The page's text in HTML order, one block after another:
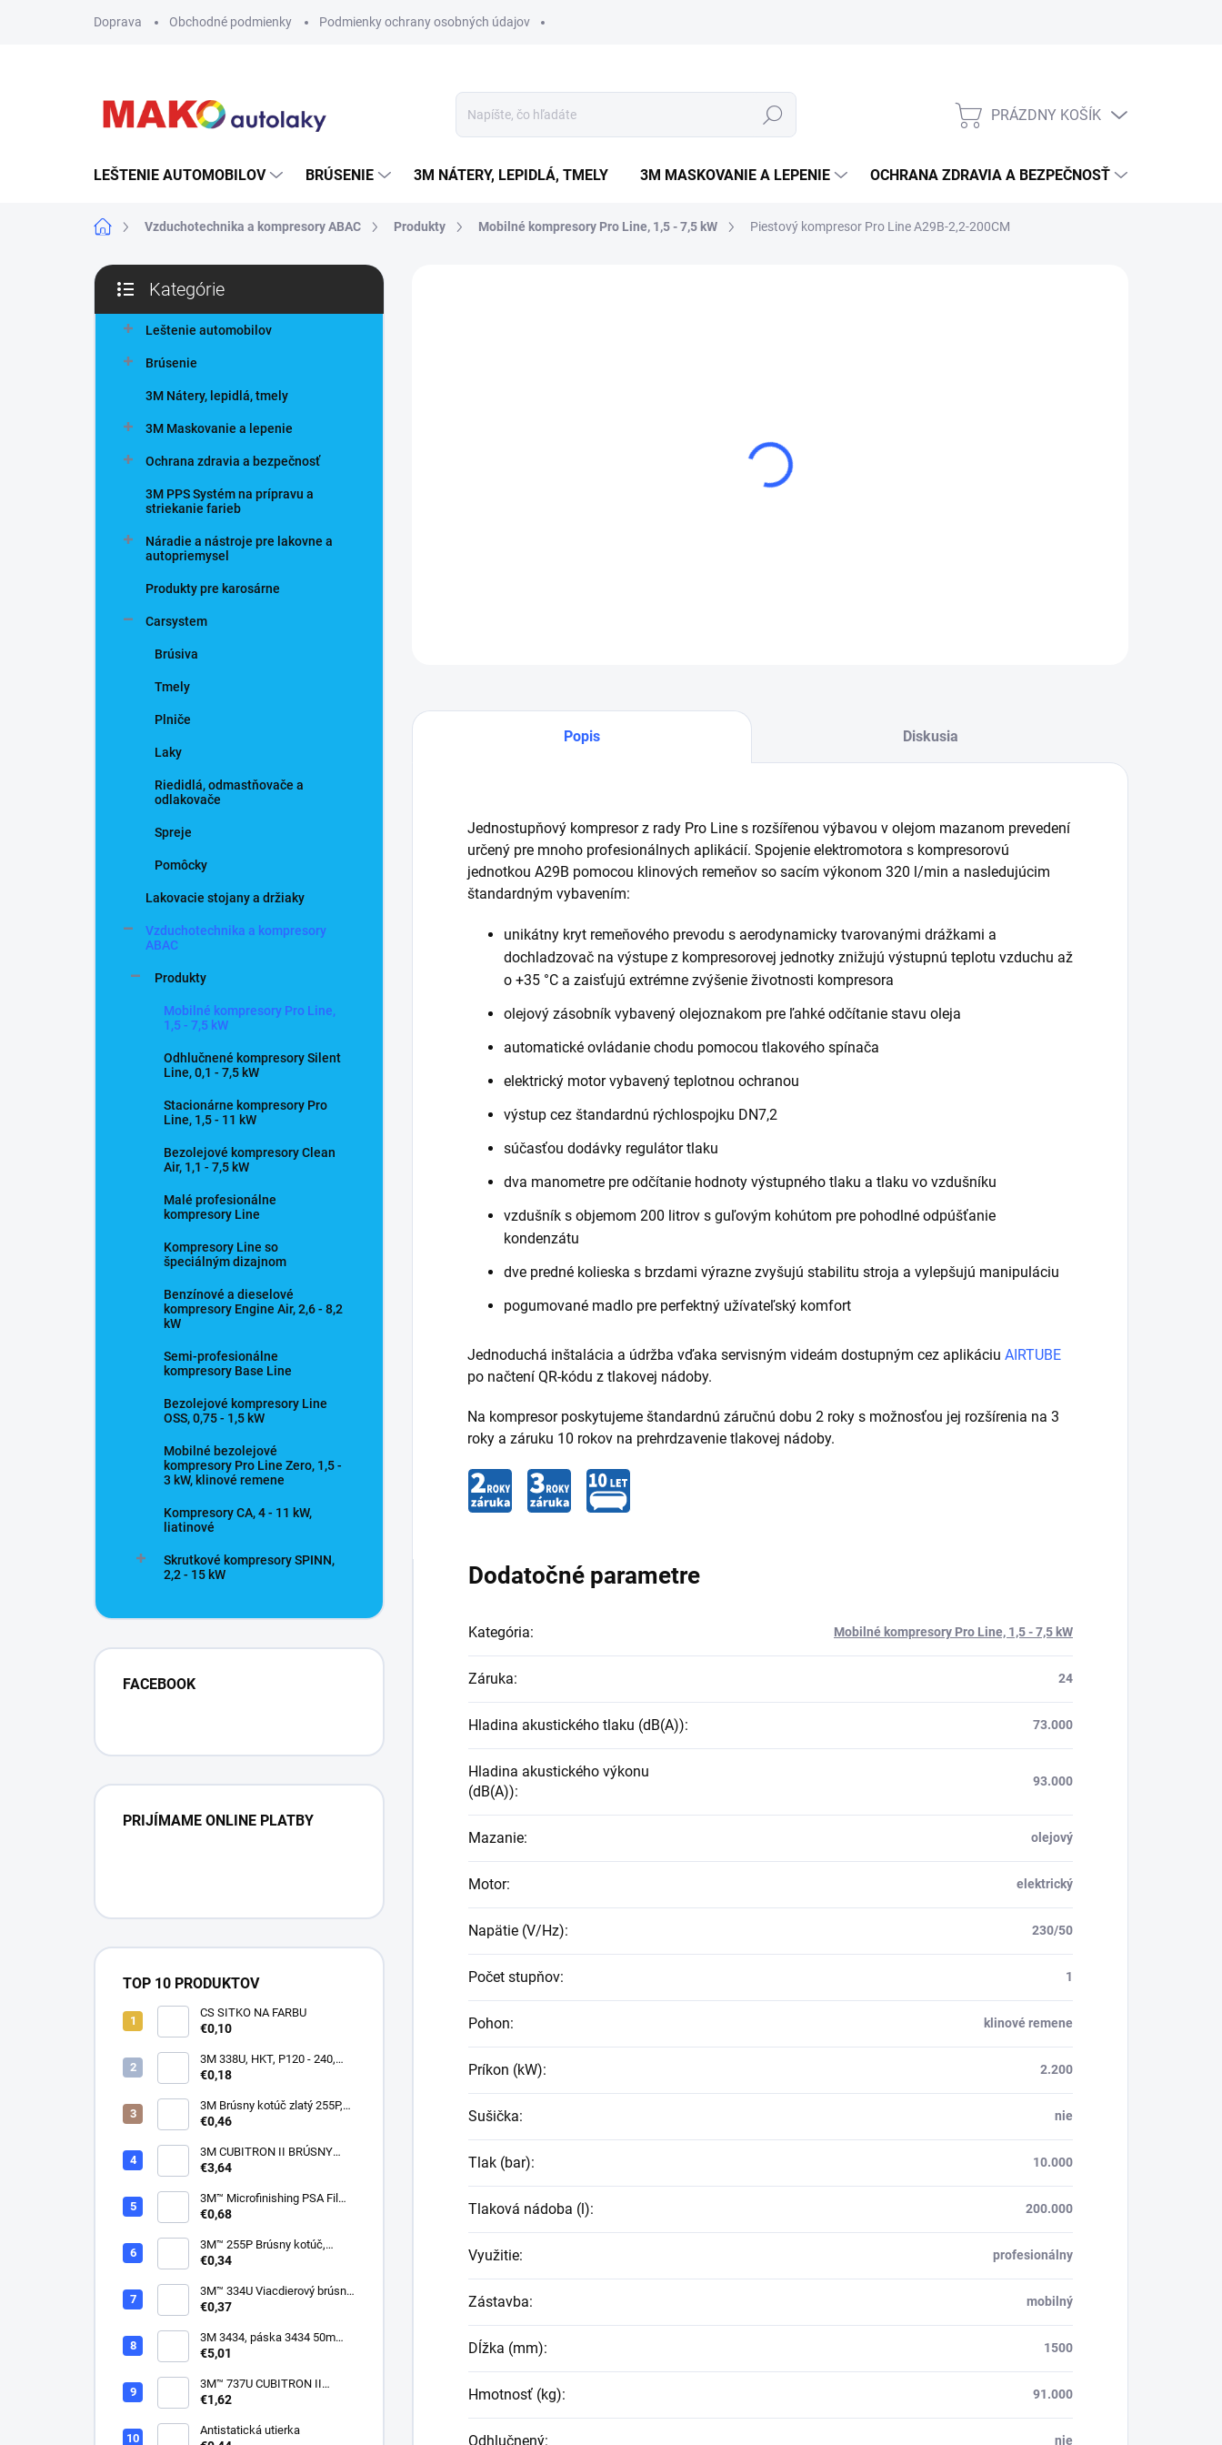
Doprava Obchodné podmienky Podmienky ochrany osobných údajov
Hľadať
NÁKUPNÝ
PRÁZDNY KOŠÍK
LEŠTENIE AUTOMOBILOV BRÚSENIE 3M NÁTERY, LEPIDLÁ, TMELY 3M MASKOVANIE A LEPENIE OCHRANA ZDRAVIA A BEZPEČNOSŤ
DomovVzduchotechnika a kompresory ABAC Produkty Mobilné kompresory Pro Line, 1,5 - 7,5 kW Piestový kompresor Pro Line A29B-2,2-200CM
B
č
kategórie
Kategórie
Leštenie automobilov
Brúsenie
3M Nátery, lepidlá, tmely
3M Maskovanie a lepenie
Ochrana zdravia a bezpečnosť
3M PPS Systém na prípravu a
striekanie farieb
Náradie a nástroje pre lakovne a
autopriemysel
Produkty pre karosárne
Carsystem
Brúsiva
Tmely
Plniče
Laky
Riedidlá, odmastňovače a
odlakovače
Spreje
Pomôcky
Lakovacie stojany a držiaky
Vzduchotechnika a kompresory
ABAC
Produkty
Mobilné kompresory Pro Line,
1,5 - 7,5 kW
Odhlučnené kompresory Silent
Line, 0,1 - 7,5 kW
Stacionárne kompresory Pro
Line, 1,5 - 11 kW
Bezolejové kompresory Clean
Air, 1,1 - 7,5 kW
Malé profesionálne
kompresory Line
Kompresory Line so
špeciálným dizajnom
Benzínové a dieselové
kompresory Engine Air, 2,6 - 8,2
kW
Semi-profesionálne
kompresory Base Line
Bezolejové kompresory Line
OSS, 0,75 - 1,5 kW
Mobilné bezolejové
kompresory Pro Line Zero, 1,5 -
3 kW, klinové remene
Kompresory CA, 4 - 11 kW,
liatinové
Skrutkové kompresory SPINN,
2,2 - 15 kW
FACEBOOK
PRIJÍMAME ONLINE PLATBY
TOP 10 PRODUKTOV
CS SITKO NA FARBU
€0,10
3M 338U, HKT, P120 - 240,
150mm
€0,18
3M Brúsny kotúč zlatý 255P,
suchý zips, 15 dier, v
150 mm
€0,46
3M CUBITRON II BRÚSNY
PÁSIK, 10 X 330 MM
€3,64
3M™ Microfinishing PSA Film
Disc 268L, 9 Mic 3MIL, 37 mm
€0,68
3M™ 255P Brúsny kotúč,
suchý zips, bez dier, 75mm
€0,34
3M™ 334U Viacdierový brúsny
kotúč Purple 75mm
€0,37
3M 3434, páska 3434 50m
modrá
€5,01
3M™ 737U CUBITRON II
VIACDIEROVÝ BRÚSNY
396 MM
€1,62
Antistatická utierka
s výstupným tlakom 10 bar určený najmä pre
Popis Diskusia
Jednostupňový kompresor z rady Pro Line s rozšířenou výbavou v olejom mazanom prevedení
určený pre mnoho profesionálnych aplikácií. Spojenie elektromotora s kompresorovú
jednotkou A29B pomocou klinových remeňov so sacím výkonom 320 l/min a nasledujúcim
štandardným vybavením:
unikátny kryt remeňového prevodu s aerodynamicky tvarovanými drážkami a
dochladzovač na výstupe z kompresorovej jednotky znižujú výstupnú teplotu vzduchu až
o +35 °C a zaisťujú extrémne zvýšenie životnosti kompresora
olejový zásobník vybavený olejoznakom pre ľahké odčítanie stavu oleja
automatické ovládanie chodu pomocou tlakového spínača
elektrický motor vybavený teplotnou ochranou
výstup cez štandardnú rýchlospojku DN7,2
súčasťou dodávky regulátor tlaku
dva manometre pre odčítanie hodnoty výstupného tlaku a tlaku vo vzdušníku
vzdušník s objemom 200 litrov s guľovým kohútom pre pohodlné odpúšťanie
kondenzátu
dve predné kolieska s brzdami výrazne zvyšujú stabilitu stroja a vylepšujú manipuláciu
pogumované madlo pre perfektný užívateľský komfort
Jednoduchá inštalácia a údržba vďaka servisným videám dostupným cez aplikáciu AIRTUBE
po načtení QR-kódu z tlakovej nádoby.
Na kompresor poskytujeme štandardnú záručnú dobu 2 roky s možnosťou jej rozšírenia na 3
roky a záruku 10 rokov na prehrdzavenie tlakovej nádoby.
Dodatočné parametre
Kategória: Mobilné kompresory Pro Line, 1,5 - 7,5 kW
Záruka: 24
Hladina akustického tlaku (dB(A)): 73.000
Hladina akustického výkonu
(dB(A)):
93.000
Mazanie: olejový
Motor: elektrický
Napätie (V/Hz): 230/50
Počet stupňov: 1
Pohon: klinové remene
Príkon (kW): 2.200
Sušička: nie
Tlak (bar): 10.000
Tlaková nádoba (l): 200.000
Využitie: profesionálny
Zástavba: mobilný
Dĺžka (mm): 1500
Hmotnosť (kg): 91.000
Odhlučnený: nie